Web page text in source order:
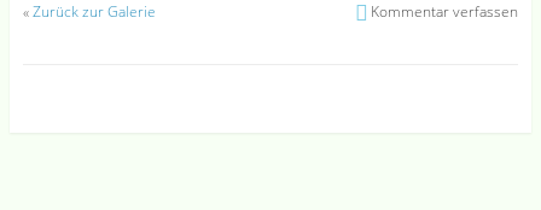
«Zurück zur Galerie Kommentar verfassen